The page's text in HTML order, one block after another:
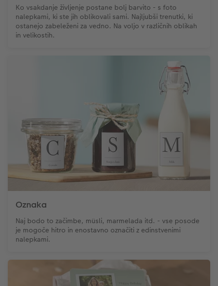
Ko vsakdanje življenje postane bolj barvito - s foto
nalepkami, ki ste jih oblikovali sami. Najljubši trenutki, ki
ostanejo zabeleženi za vedno. Na voljo v različnih oblikah
in velikostih.
Oznaka
Naj bodo to začimbe, müsli, marmelada itd. - vse posode
je mogoče hitro in enostavno označiti z edinstvenimi
nalepkami.